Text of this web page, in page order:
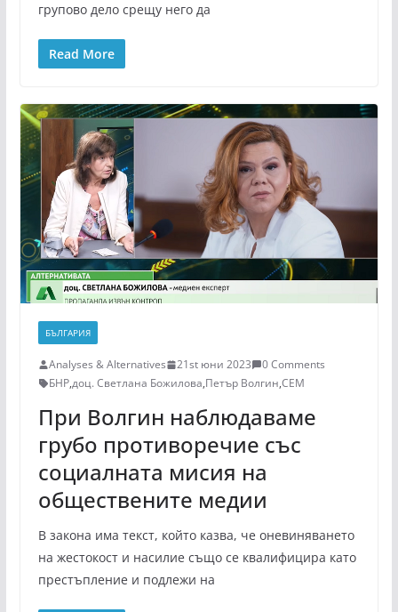
групово дело срещу него да
Read More
БЪЛГАРИЯ
Analyses & Alternatives 21st юни 2023
0 Comments
БНР,доц. Светлана Божилова,Петър Волгин,СЕМ
При Волгин наблюдаваме
грубо противоречие със
социалната мисия на
обществените медии
В закона има текст, който казва, че оневиняването
на жестокост и насилие също се квалифицира като
престъпление и подлежи на